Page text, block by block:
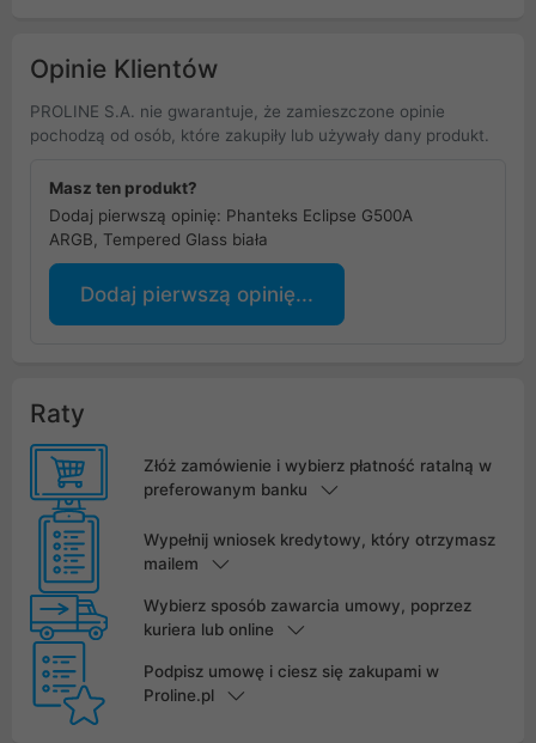
Opinie Klientów
PROLINE S.A. nie gwarantuje, że zamieszczone opinie
pochodzą od osób, które zakupiły lub używały dany produkt.
Masz ten produkt?
Dodaj pierwszą opinię: Phanteks Eclipse G500A
ARGB, Tempered Glass biała
Dodaj pierwszą opinię...
Raty
Złóż zamówienie i wybierz płatność ratalną w
preferowanym banku
Wypełnij wniosek kredytowy, który otrzymasz
mailem
Wybierz sposób zawarcia umowy, poprzez
kuriera lub online
Podpisz umowę i ciesz się zakupami w
Proline.pl